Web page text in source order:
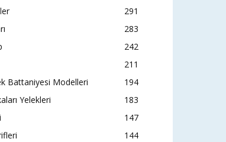
291
283
242
211
Battaniyesi Modelleri
194
Yelekleri
183
147
144